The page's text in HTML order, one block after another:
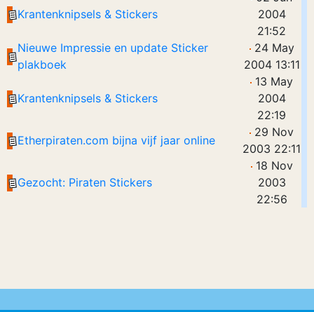
Krantenknipsels & Stickers
2004
21:52
Nieuwe Impressie en update Sticker
plakboek
24 May
2004 13:11
Krantenknipsels & Stickers
13 May
2004
22:19
Etherpiraten.com bijna vijf jaar online
29 Nov
2003 22:11
Gezocht: Piraten Stickers
18 Nov
2003
22:56